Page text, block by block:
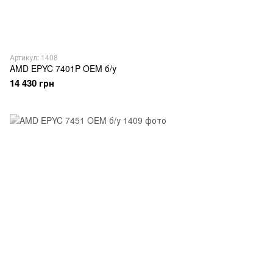
Артикул: 1408
AMD EPYC 7401P OEM б/у
14 430 грн